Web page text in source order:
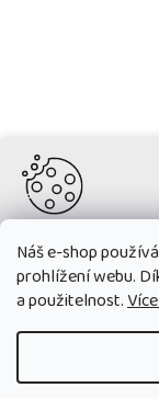
Náš e-shop
prohlížení webu.
a použitelnost.
Potřebujeme
zobrazovaný
přesně to, co
nikdy neslouží